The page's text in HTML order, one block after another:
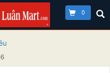
0